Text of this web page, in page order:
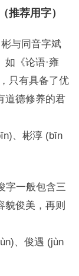
推荐用字）
与同音字斌
如《论语·雍
只有具备了优
道德修养的君
、彬淳 (bīn
字一般包含三
貌俊美，再则
、俊遇 (jùn